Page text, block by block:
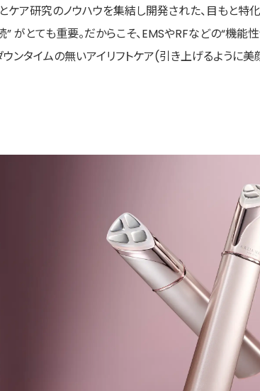
ケア研究のノウハウを集結し開発された、目もと特化
がとても重要。だからこそ、EMSやRFなどの“機能
ウンタイムの無いアイリフトケア(引き上げるように